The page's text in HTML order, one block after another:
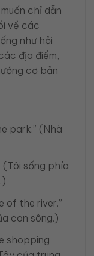
chỉ dẫn
về các
như hỏi
địa điểm,
cơ bản
park.” (Nhà
(Tôi sống phía
of the river.”
con sông.)
shopping